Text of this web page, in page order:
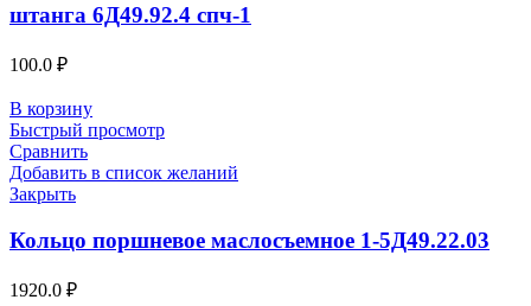
штанга 6Д49.92.4 спч-1
100.0 ₽
В корзину
Быстрый просмотр
Сравнить
Добавить в список желаний
Закрыть
Кольцо поршневое маслосъемное 1-5Д49.22.03
1920.0 ₽